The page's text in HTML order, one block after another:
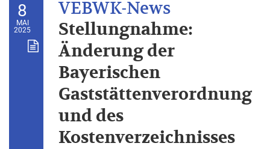
8
MAI
2025
Stellungnahme:
Änderung der
Bayerischen
Gaststättenverordnung
und des
Kostenverzeichnisses